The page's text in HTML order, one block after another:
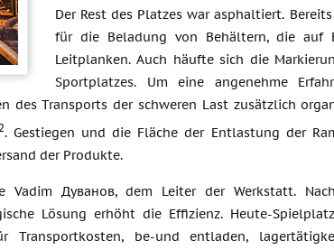
Der Rest des Platzes war asphaltiert.
für die Beladung von Behältern, die auf
Leitplanken. Auch häufte sich die
Sportplatzes. Um eine angenehme
des Transports der schweren Last zusätzlich
. Gestiegen und die Fläche der Entlastung der
der Produkte.
Дуванов, dem Leiter der Werkstatt.
Lösung erhöht die Effizienz. Heute-
Transportkosten, be-und entladen,